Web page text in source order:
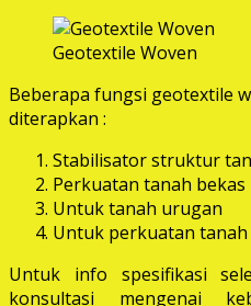
Geotextile Woven
Beberapa fungsi geotextile
diterapkan :
Stabilisator struktur
Perkuatan tanah bekas
Untuk tanah urugan
Untuk perkuatan
Untuk info spesifikasi
konsultasi mengenai